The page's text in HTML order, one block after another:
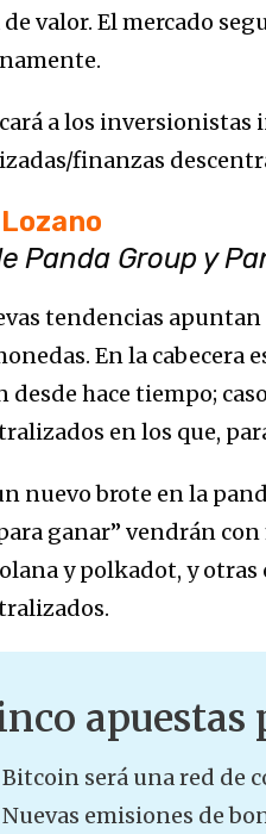
de valor. El mercado
a los inversionistas
finanzas
Panda Group y
tendencias
En la cabecera
desde hace tiempo;
en los que,
nuevo brote en la
ganar” vendrán
y polkadot, y
apuestas
Bitcoin será una red de
Nuevas emisiones de